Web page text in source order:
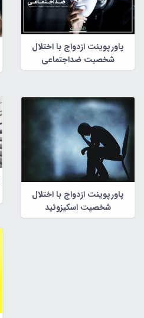
پاورپوینت ازدواج با اختلال
شخصیت ضداجتماعی
پاورپوینت ازدواج با اختلال
شخصیت اسکیزوئید